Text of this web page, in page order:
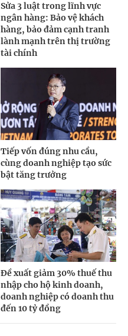
Sửa 3 luật trong lĩnh vực
ngân hàng: Bảo vệ khách
hàng, bảo đảm cạnh tranh
lành mạnh trên thị trường
tài chính
Tiếp vốn đúng nhu cầu,
cùng doanh nghiệp tạo sức
bật tăng trưởng
Đề xuất giảm 30% thuế thu
nhập cho hộ kinh doanh,
doanh nghiệp có doanh thu
đến 10 tỷ đồng